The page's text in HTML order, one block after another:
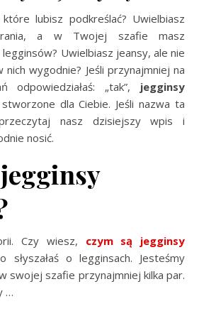
a w Twojej szafie masz
Uwielbiasz jeansy, ale nie
wygodnie? Jeśli przynajmniej na
„tak”, jegginsy
dla Ciebie. Jeśli nazwa ta
nasz dzisiejszy wpis i
nosić.
Czy wiesz, czym są jegginsy
słyszałaś o legginsach. Jesteśmy
swojej szafie przynajmniej kilka par.
…